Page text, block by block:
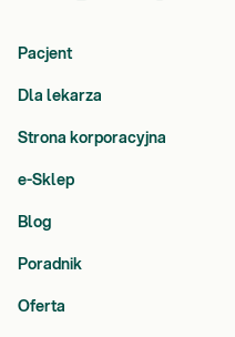
Pacjent
Dla lekarza
Strona korporacyjna
e-Sklep
Blog
Poradnik
Oferta